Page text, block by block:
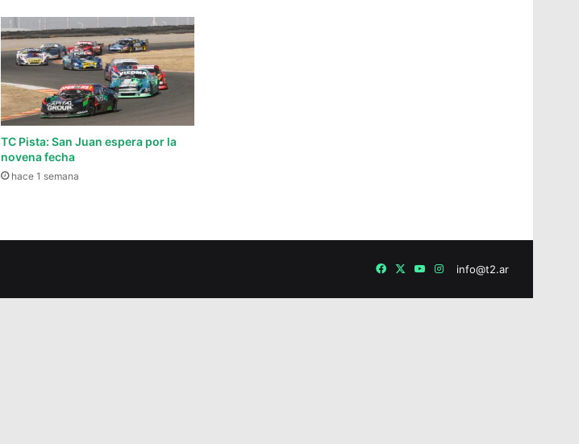
TC Pista: San Juan espera por la
novena fecha
hace 1 semana
info@t2.ar
Facebook
X YouTube
Instagram